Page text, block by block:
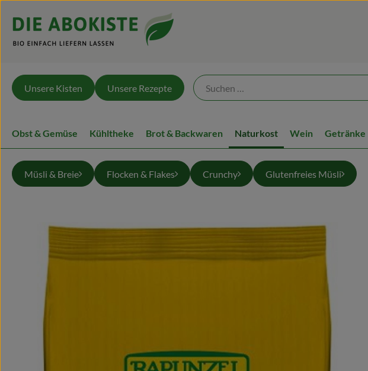
Unsere Kisten Unsere Rezepte
Obst & Gemüse Kühltheke Brot & Backwaren Naturkost Wein Getränke
Müsli & Breie Flocken & Flakes Crunchy Glutenfreies Müsli